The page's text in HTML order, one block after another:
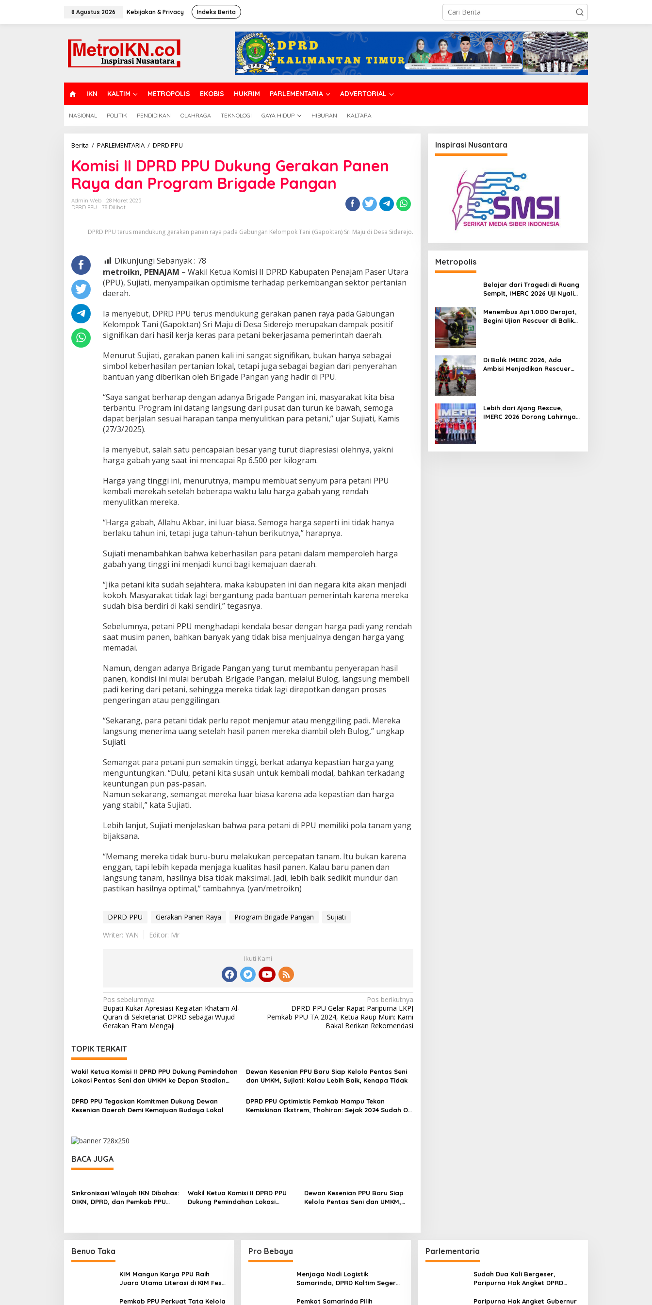
8 Agustus 2026 Kebijakan & Privacy Indeks Berita
O
M
IKN KALTIM METROPOLIS EKOBIS HUKRIM PARLEMENTARIA ADVERTORIAL
NASIONAL POLITIK PENDIDIKAN OLAHRAGA TEKNOLOGI GAYA HIDUP HIBURAN KALTARA
Berita / PARLEMENTARIA / DPRD PPU
DPRD
PPU
Dukung
Gerakan
Brigade
Komisi II DPRD PPU Dukung Gerakan Panen
Raya dan Program Brigade Pangan
Admin Web
28 Maret 2025
DPRD PPU
78 Dilihat
DPRD PPU terus mendukung gerakan panen raya pada Gabungan Kelompok Tani (Gapoktan) Sri Maju di Desa Siderejo.
Dikunjungi Sebanyak : 78
metroikn, PENAJAM – Wakil Ketua Komisi II DPRD Kabupaten Penajam Paser Utara
(PPU), Sujiati, menyampaikan optimisme terhadap perkembangan sektor pertanian
daerah.
Ia menyebut, DPRD PPU terus mendukung gerakan panen raya pada Gabungan
Kelompok Tani (Gapoktan) Sri Maju di Desa Siderejo merupakan dampak positif
signifikan dari hasil kerja keras para petani bekerjasama pemerintah daerah.
Menurut Sujiati, gerakan panen kali ini sangat signifikan, bukan hanya sebagai
simbol keberhasilan pertanian lokal, tetapi juga sebagai bagian dari penyerahan
bantuan yang diberikan oleh Brigade Pangan yang hadir di PPU.
“Saya sangat berharap dengan adanya Brigade Pangan ini, masyarakat kita bisa
terbantu. Program ini datang langsung dari pusat dan turun ke bawah, semoga
dapat berjalan sesuai harapan tanpa menyulitkan para petani,” ujar Sujiati, Kamis
(27/3/2025).
Ia menyebut, salah satu pencapaian besar yang turut diapresiasi olehnya, yakni
harga gabah yang saat ini mencapai Rp 6.500 per kilogram.
Harga yang tinggi ini, menurutnya, mampu membuat senyum para petani PPU
kembali merekah setelah beberapa waktu lalu harga gabah yang rendah
menyulitkan mereka.
“Harga gabah, Allahu Akbar, ini luar biasa. Semoga harga seperti ini tidak hanya
berlaku tahun ini, tetapi juga tahun-tahun berikutnya,” harapnya.
Sujiati menambahkan bahwa keberhasilan para petani dalam memperoleh harga
gabah yang tinggi ini menjadi kunci bagi kemajuan daerah.
“Jika petani kita sudah sejahtera, maka kabupaten ini dan negara kita akan menjadi
kokoh. Masyarakat tidak lagi bergantung pada bantuan pemerintah karena mereka
sudah bisa berdiri di kaki sendiri,” tegasnya.
Sebelumnya, petani PPU menghadapi kendala besar dengan harga padi yang rendah
saat musim panen, bahkan banyak yang tidak bisa menjualnya dengan harga yang
memadai.
Namun, dengan adanya Brigade Pangan yang turut membantu penyerapan hasil
panen, kondisi ini mulai berubah. Brigade Pangan, melalui Bulog, langsung membeli
padi kering dari petani, sehingga mereka tidak lagi direpotkan dengan proses
pengeringan atau penggilingan.
“Sekarang, para petani tidak perlu repot menjemur atau menggiling padi. Mereka
langsung menerima uang setelah hasil panen mereka diambil oleh Bulog,” ungkap
Sujiati.
Semangat para petani pun semakin tinggi, berkat adanya kepastian harga yang
menguntungkan. “Dulu, petani kita susah untuk kembali modal, bahkan terkadang
keuntungan pun pas-pasan.
Namun sekarang, semangat mereka luar biasa karena ada kepastian dan harga
yang stabil,” kata Sujiati.
Lebih lanjut, Sujiati menjelaskan bahwa para petani di PPU memiliki pola tanam yang
bijaksana.
“Memang mereka tidak buru-buru melakukan percepatan tanam. Itu bukan karena
enggan, tapi lebih kepada menjaga kualitas hasil panen. Kalau baru panen dan
langsung tanam, hasilnya bisa tidak maksimal. Jadi, lebih baik sedikit mundur dan
pastikan hasilnya optimal,” tambahnya. (yan/metroikn)
DPRD PPU Gerakan Panen Raya Program Brigade Pangan
Sujiati
Writer: YAN
Editor: Mr
Ikuti Kami
Navigasi
pos
Pos sebelumnya
Bupati Kukar Apresiasi Kegiatan Khatam Al-
Quran di Sekretariat DPRD sebagai Wujud
Gerakan Etam Mengaji
Pos berikutnya
DPRD PPU Gelar Rapat Paripurna LKPJ
Pemkab PPU TA 2024, Ketua Raup Muin: Kami
Bakal Berikan Rekomendasi
TOPIK TERKAIT
Wakil Ketua Komisi II DPRD PPU Dukung Pemindahan
Lokasi Pentas Seni dan UMKM ke Depan Stadion
Dewan Kesenian PPU Baru Siap Kelola Pentas Seni
dan UMKM, Sujiati: Kalau Lebih Baik, Kenapa Tidak
DPRD PPU Tegaskan Komitmen Dukung Dewan
Kesenian Daerah Demi Kemajuan Budaya Lokal
DPRD PPU Optimistis Pemkab Mampu Tekan
Kemiskinan Ekstrem, Thohiron: Sejak 2024 Sudah O
BACA JUGA
Sinkronisasi Wilayah IKN Dibahas:
OIKN, DPRD, dan Pemkab PPU
Wakil Ketua Komisi II DPRD PPU
Dukung Pemindahan Lokasi
Dewan Kesenian PPU Baru Siap
Kelola Pentas Seni dan UMKM,
Inspirasi Nusantara
Metropolis
Belajar dari Tragedi di Ruang
Sempit, IMERC 2026 Uji Nyali
Menembus Api 1.000 Derajat,
Begini Ujian Rescuer di Balik
Di Balik IMERC 2026, Ada
Ambisi Menjadikan Rescuer
Lebih dari Ajang Rescue,
IMERC 2026 Dorong Lahirnya
Benuo Taka
KIM Mangun Karya PPU Raih
Juara Utama Literasi di KIM Fest
Panggung Nasional
Pemkab PPU Perkuat Tata Kelola
Pro Bebaya
Menjaga Nadi Logistik
Samarinda, DPRD Kaltim Segera
Pemkot Samarinda Pilih
Parlementaria
Sudah Dua Kali Bergeser,
Paripurna Hak Angket DPRD
Paripurna Hak Angket Gubernur